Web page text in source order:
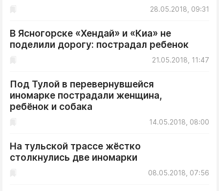
28.05.2018, 09:31
В Ясногорске «Хендай» и «Киа» не
поделили дорогу: пострадал ребенок
21.05.2018, 11:47
Под Тулой в перевернувшейся
иномарке пострадали женщина,
ребёнок и собака
14.05.2018, 08:00
На тульской трассе жёстко
столкнулись две иномарки
08.05.2018, 07:56